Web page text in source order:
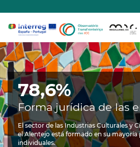
78,6%
Forma jurídica de las
El sector de las Industrias Culturales y
el Alentejo está formado en su mayoría
individuales.